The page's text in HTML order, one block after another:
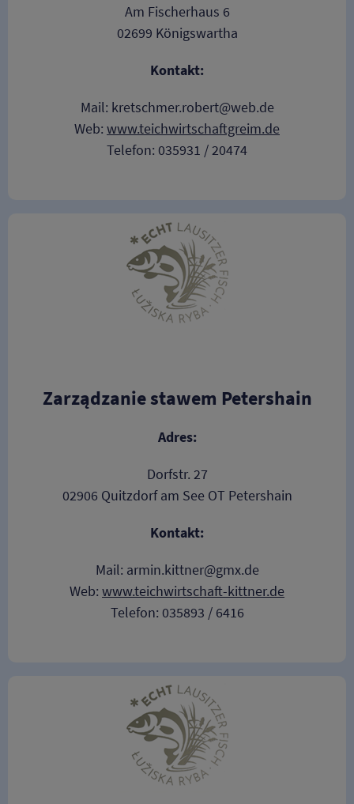
Am Fischerhaus 6
02699 Königswartha
Kontakt:
Mail: kretschmer.robert@web.de
Web: www.teichwirtschaftgreim.de
Telefon: 035931 / 20474
Zarządzanie stawem Petershain
Adres:
Dorfstr. 27
02906 Quitzdorf am See OT Petershain
Kontakt:
Mail: armin.kittner@gmx.de
Web: www.teichwirtschaft-kittner.de
Telefon: 035893 / 6416